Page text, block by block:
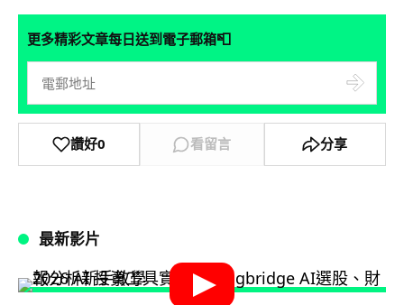
更多精彩文章每日送到電子郵箱📮
讚好0 看留言 分享
最新影片